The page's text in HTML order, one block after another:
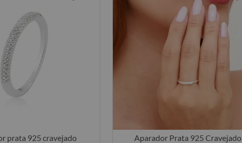
prata 925 cravejado Aparador Prata 925 Cravejado